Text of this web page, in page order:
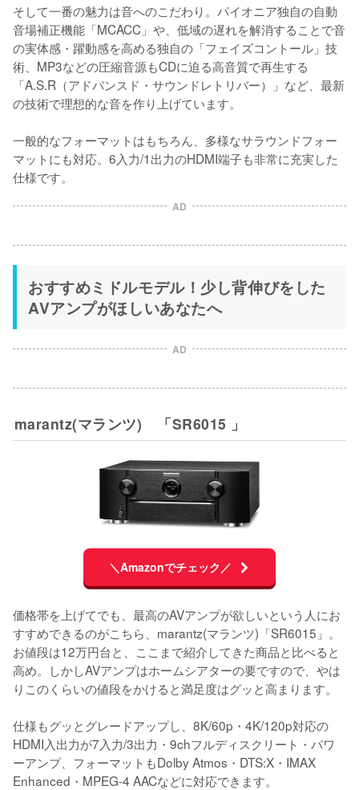
そして一番の魅力は音へのこだわり。パイオニア独自の自動
音場補正機能「MCACC」や、低域の遅れを解消することで音
の実体感・躍動感を高める独自の「フェイズコントール」技
術、MP3などの圧縮音源もCDに迫る高音質で再生する
「A.S.R（アドバンスド・サウンドレトリバー）」など、最新
の技術で理想的な音を作り上げています。
一般的なフォーマットはもちろん、多様なサラウンドフォー
マットにも対応。6入力/1出力のHDMI端子も非常に充実した
仕様です。
AD
おすすめミドルモデル！少し背伸びをした
AVアンプがほしいあなたへ
AD
marantz(マランツ) 「SR6015 」
＼Amazonでチェック／
価格帯を上げてでも、最高のAVアンプが欲しいという人にお
すすめできるのがこちら、marantz(マランツ)「SR6015」。
お値段は12万円台と、ここまで紹介してきた商品と比べると
高め。しかしAVアンプはホームシアターの要ですので、やは
りこのくらいの値段をかけると満足度はグッと高まります。
仕様もグッとグレードアップし、8K/60p・4K/120p対応の
HDMI入出力が7入力/3出力・9chフルディスクリート・パワ
ーアンプ、フォーマットもDolby Atmos・DTS:X・IMAX
Enhanced・MPEG-4 AACなどに対応できます。